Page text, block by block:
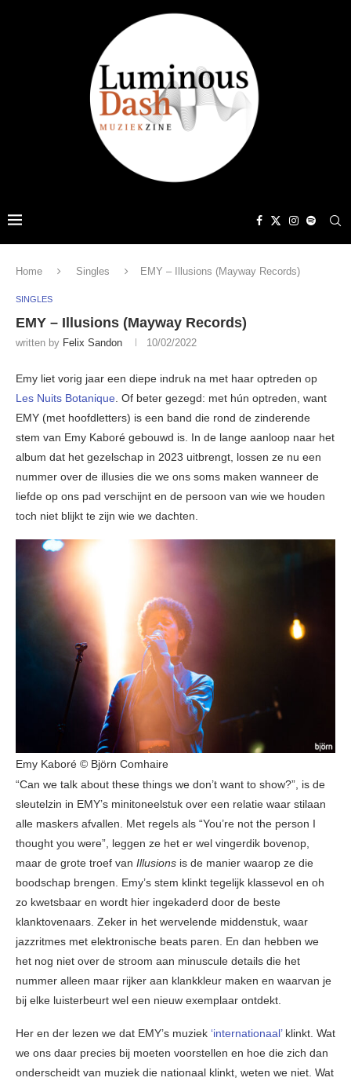
Home Singles EMY – Illusions (Mayway Records)
SINGLES
EMY – Illusions (Mayway Records)
written by Felix Sandon 10/02/2022
Emy liet vorig jaar een diepe indruk na met haar optreden op
Les Nuits Botanique. Of beter gezegd: met hún optreden, want
EMY (met hoofdletters) is een band die rond de zinderende
stem van Emy Kaboré gebouwd is. In de lange aanloop naar het
album dat het gezelschap in 2023 uitbrengt, lossen ze nu een
nummer over de illusies die we ons soms maken wanneer de
liefde op ons pad verschijnt en de persoon van wie we houden
toch niet blijkt te zijn wie we dachten.
Emy Kaboré © Björn Comhaire
“Can we talk about these things we don’t want to show?”, is de
sleutelzin in EMY’s minitoneelstuk over een relatie waar stilaan
alle maskers afvallen. Met regels als “You’re not the person I
thought you were”, leggen ze het er wel vingerdik bovenop,
maar de grote troef van Illusions is de manier waarop ze die
boodschap brengen. Emy’s stem klinkt tegelijk klassevol en oh
zo kwetsbaar en wordt hier ingekaderd door de beste
klanktovenaars. Zeker in het wervelende middenstuk, waar
jazzritmes met elektronische beats paren. En dan hebben we
het nog niet over de stroom aan minuscule details die het
nummer alleen maar rijker aan klankkleur maken en waarvan je
bij elke luisterbeurt wel een nieuw exemplaar ontdekt.
Her en der lezen we dat EMY’s muziek ‘internationaal’klinkt. Wat
we ons daar precies bij moeten voorstellen en hoe die zich dan
onderscheidt van muziek die nationaal klinkt, weten we niet. Wat